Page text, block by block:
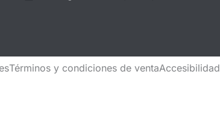
Términos y condiciones de ventaAccesibilidad